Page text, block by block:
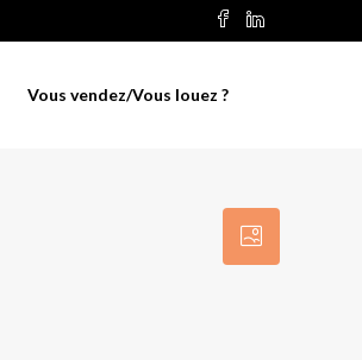
Vous vendez/Vous louez ?